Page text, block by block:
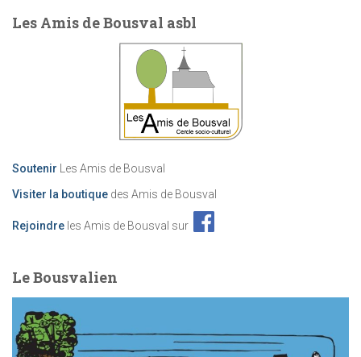
Les Amis de Bousval asbl
Soutenir Les Amis de Bousval
Visiter la boutique des Amis de Bousval
Rejoindre les Amis de Bousval sur
Le Bousvalien